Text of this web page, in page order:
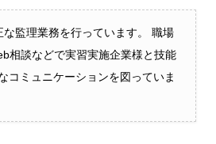
監理業務を行っています。 職場
相談などで実習実施企業様と技能
コミュニケーションを図っていま